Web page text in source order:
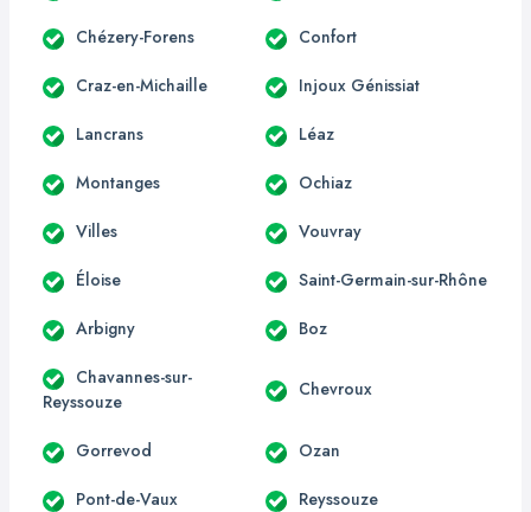
Chézery-Forens Confort
Craz-en-Michaille Injoux Génissiat
Lancrans Léaz
Montanges Ochiaz
Villes Vouvray
Éloise Saint-Germain-sur-Rhône
Arbigny Boz
Chavannes-sur-
Reyssouze
Chevroux
Gorrevod Ozan
Pont-de-Vaux Reyssouze